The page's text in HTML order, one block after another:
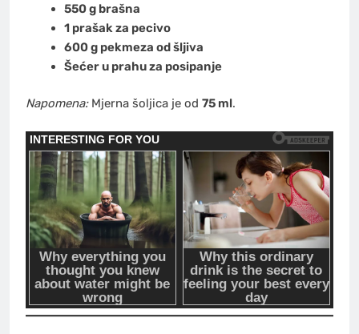
550 g brašna
1 prašak za pecivo
600 g pekmeza od šljiva
Šećer u prahu za posipanje
Napomena:Mjerna šoljica je od 75 ml.